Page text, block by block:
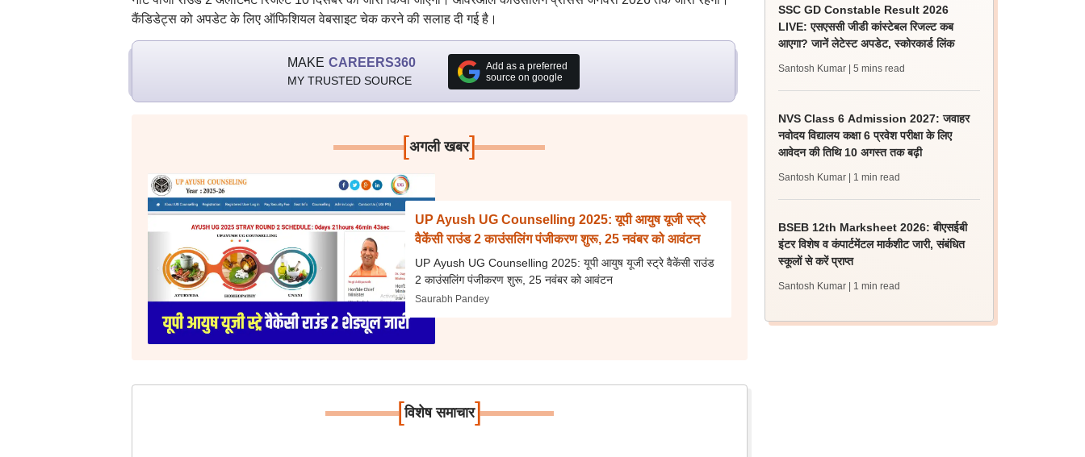
कैंडिडेट्स को अपडेट के लिए ऑफिशियल वेबसाइट चेक करने की सलाह दी गई है।
MAKE CAREERS360
MY TRUSTED SOURCE
Add as a preferred
source on google
[अगली खबर]
UP Ayush UG Counselling 2025: यूपी आयुष यूजी स्ट्रे
वैकेंसी राउंड 2 काउंसलिंग पंजीकरण शुरू, 25 नवंबर को आवंटन
UP Ayush UG Counselling 2025: यूपी आयुष यूजी स्ट्रे वैकेंसी राउंड
2 काउंसलिंग पंजीकरण शुरू, 25 नवंबर को आवंटन
Saurabh Pandey
[विशेष समाचार]
SSC GD Constable Result 2026
LIVE: एसएससी जीडी कांस्टेबल रिजल्ट कब
आएगा? जानें लेटेस्ट अपडेट, स्कोरकार्ड लिंक
Santosh Kumar | 5 mins read
NVS Class 6 Admission 2027: जवाहर
नवोदय विद्यालय कक्षा 6 प्रवेश परीक्षा के लिए
आवेदन की तिथि 10 अगस्त तक बढ़ी
Santosh Kumar | 1 min read
BSEB 12th Marksheet 2026: बीएसईबी
इंटर विशेष व कंपार्टमेंटल मार्कशीट जारी, संबंधित
स्कूलों से करें प्राप्त
Santosh Kumar | 1 min read